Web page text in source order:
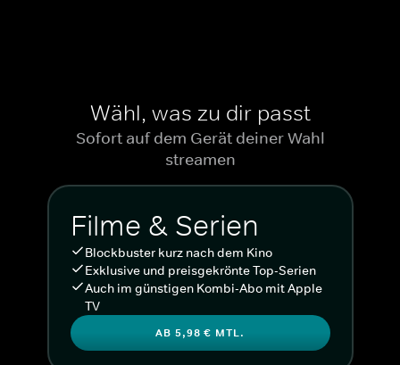
Wähl, was zu dir passt
Sofort auf dem Gerät deiner Wahl
streamen
Filme & Serien
Blockbuster kurz nach dem Kino
Exklusive und preisgekrönte Top-Serien
Auch im günstigen Kombi-Abo mit Apple
TV
AB 5,98 € MTL.